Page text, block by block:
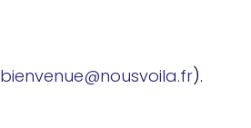
bienvenue@nousvoila.fr).